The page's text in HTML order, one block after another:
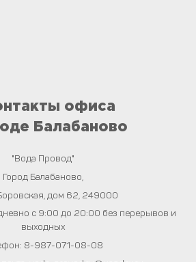
офиса
Балабаново
"Вода Провод"
Город Балабаново
дом 62 249000
с 9:00 до 20:00 без перерывов и
выходных
8-987-071-08-08